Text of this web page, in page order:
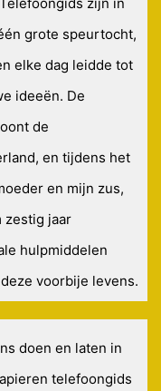
grote speurtocht,
elke dag leidde tot
ideeën. De
de
en tijdens het
en mijn zus,
zestig jaar
hulpmiddelen
voorbije levens.
doen en laten in
telefoongids